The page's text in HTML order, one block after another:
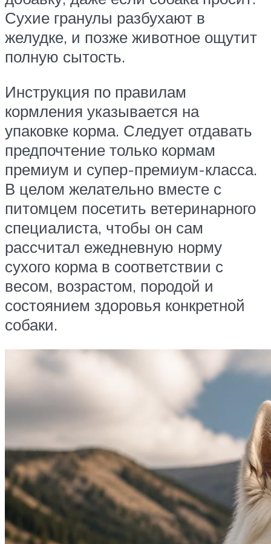
Сухие гранулы разбухают в
желудке, и позже животное ощутит
полную сытость.
Инструкция по правилам
кормления указывается на
упаковке корма. Следует отдавать
предпочтение только кормам
премиум и супер-премиум-класса.
В целом желательно вместе с
питомцем посетить ветеринарного
специалиста, чтобы он сам
рассчитал ежедневную норму
сухого корма в соответствии с
весом, возрастом, породой и
состоянием здоровья конкретной
собаки.